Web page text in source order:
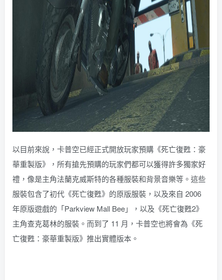
以目前來說，卡普空已經正式開放玩家預購《死亡復甦：豪
華重製版》，所有搶先預購的玩家們都可以獲得許多獨家好
禮，像是主角法蘭克威斯特的各種服裝和背景音樂等。這些
服裝包含了初代《死亡復甦》的原版服裝，以及來自 2006
年原版遊戲的「Parkview Mall Bee」，以及《死亡復甦2》
主角查克葛林的服裝。而到了 11 月，卡普空也將會為《死
亡復甦：豪華重製版》推出實體版本。